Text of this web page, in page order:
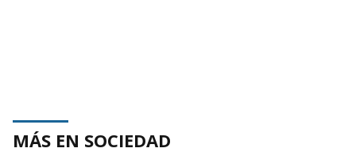
MÁS EN SOCIEDAD